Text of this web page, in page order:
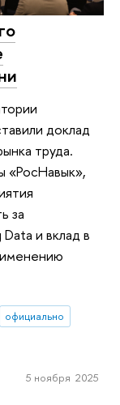
доклад
труда.
«РосНавык»,
за
и вклад в
официально
5 ноября 2025